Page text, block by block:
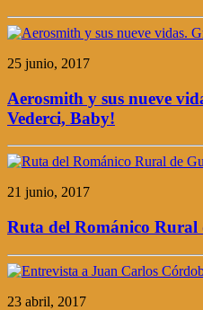
25 junio, 2017
Aerosmith y sus nueve
Vederci, Baby!
21 junio, 2017
Ruta del Románico Rural
23 abril, 2017